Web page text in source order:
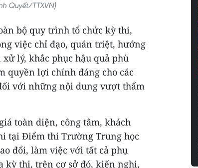
Quyết/TTXVN)
bộ quy trình tổ chức kỳ thi,
việc chỉ đạo, quán triệt, hướng
lý, khắc phục hậu quả phù
quyền lợi chính đáng cho các
với những nội dung vượt thẩm
toàn diện, công tâm, khách
tại Điểm thi Trường Trung học
đổi, làm việc với tất cả phụ
kỳ thi, trên cơ sở đó, kiến nghị,